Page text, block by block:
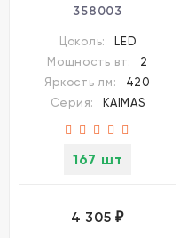
358003
Цоколь:
LED
Мощность вт:
2
Яркость лм:
420
Серия:
KAIMAS
167 шт
4 305₽